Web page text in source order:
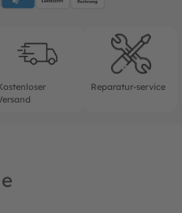
Kostenloser VersandReparatur-service
Reparatur-service